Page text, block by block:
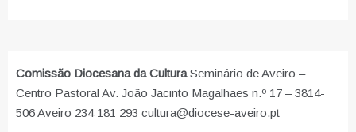
Comissão Diocesana da CulturaSeminário de Aveiro –
Centro Pastoral Av. João Jacinto Magalhaes n.º 17 – 3814-
506 Aveiro 234 181 293 cultura@diocese-aveiro.pt